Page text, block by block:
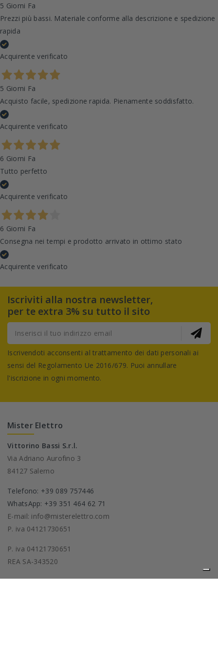
5 Giorni Fa
Prezzi più bassi. Materiale conforme alla descrizione e spedizione
rapida
Acquirente verificato
5 Giorni Fa
Acquisto facile, spedizione rapida. Pienamente soddisfatto.
Acquirente verificato
6 Giorni Fa
Tutto perfetto
Acquirente verificato
6 Giorni Fa
Consegna nei tempi e prodotto arrivato in ottimo stato
Acquirente verificato
Iscriviti alla nostra newsletter,
per te extra 3% su tutto il sito
Iscrivendoti acconsenti al trattamento dei dati personali ai
sensi del Regolamento Ue 2016/679. Puoi annullare
l'iscrizione in ogni momento.
Mister Elettro
Vittorino Bassi S.r.l.
Via Adriano Aurofino 3
84127 Salerno
Telefono: +39 089 757446
WhatsApp: +39 351 464 62 71
E-mail: info@misterelettro.com
P. iva 04121730651
P. iva 04121730651
REA SA-343520